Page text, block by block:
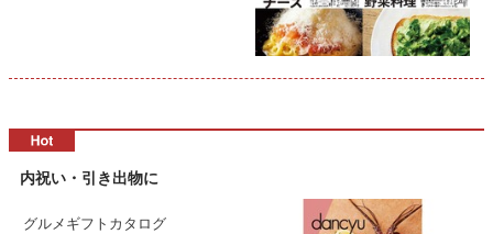
内祝い・引き出物に
グルメギフトカタログ